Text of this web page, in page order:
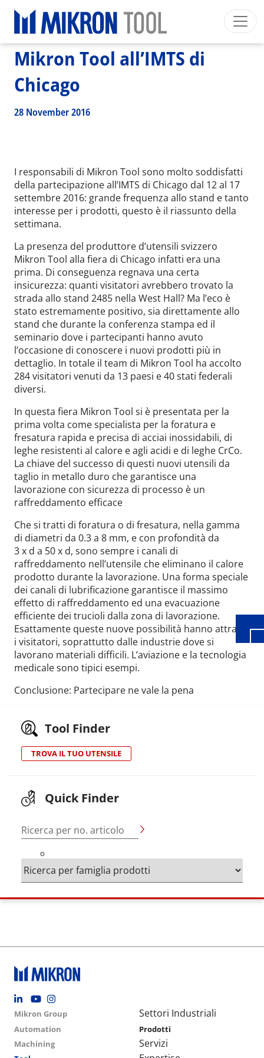
Mikron Group Automation Machining
Italiano Area riservata Download
Main navigation
SETTORI INDUSTRIALI
EXPERTISE
INSIDE MIKRON TOOL
Breadcrumb
HOME > NEWS EVENTS > NEWS > MIKRON TOOL ALL’IMTS DI CHICAGO
Mikron Tool all’IMTS di
Chicago
28 November 2016
I responsabili di Mikron Tool sono molto soddisfatti
della partecipazione all’IMTS di Chicago dal 12 al 17
settembre 2016: grande frequenza allo stand e tanto
interesse per i prodotti, questo è il riassunto della
settimana.
La presenza del produttore d’utensili svizzero
Mikron Tool alla fiera di Chicago infatti era una
prima. Di conseguenza regnava una certa
insicurezza: quanti visitatori avrebbero trovato la
strada allo stand 2485 nella West Hall? Ma l’eco è
stato estremamente positivo, sia direttamente allo
stand che durante la conferenza stampa ed il
seminario dove i partecipanti hanno avuto
l’occasione di conoscere i nuovi prodotti più in
dettaglio. In totale il team di Mikron Tool ha accolto
284 visitatori venuti da 13 paesi e 40 stati federali
diversi.
In questa fiera Mikron Tool si è presentata per la
prima volta come specialista per la foratura e
fresatura rapida e precisa di acciai inossidabili, di
leghe resistenti al calore e agli acidi e di leghe CrCo.
La chiave del successo di questi nuovi utensili da
taglio in metallo duro che garantisce una
lavorazione con sicurezza di processo è un
raffreddamento efficace
Che si tratti di foratura o di fresatura, nella gamma
di diametri da 0.3 a 8 mm, e con profondità da
3 x d a 50 x d, sono sempre i canali di
raffreddamento nell’utensile che eliminano il calore
prodotto durante la lavorazione. Una forma speciale
dei canali di lubrificazione garantisce il massimo
effetto di raffreddamento ed una evacuazione
efficiente dei trucioli dalla zona di lavorazione.
Esattamente queste nuove possibilità hanno attratto
i visitatori, soprattutto dalle industrie dove si
lavorano materiali difficili. L’aviazione e la tecnologia
medicale sono tipici esempi.
Conclusione: Partecipare ne vale la pena
Tool Finder
TROVA IL TUO UTENSILE
Quick Finder
Ricerca per no. articolo
o
Footer social
Group menu
Mikron Group
Automation
Machining
Main navigation
Settori Industriali
Prodotti
Servizi